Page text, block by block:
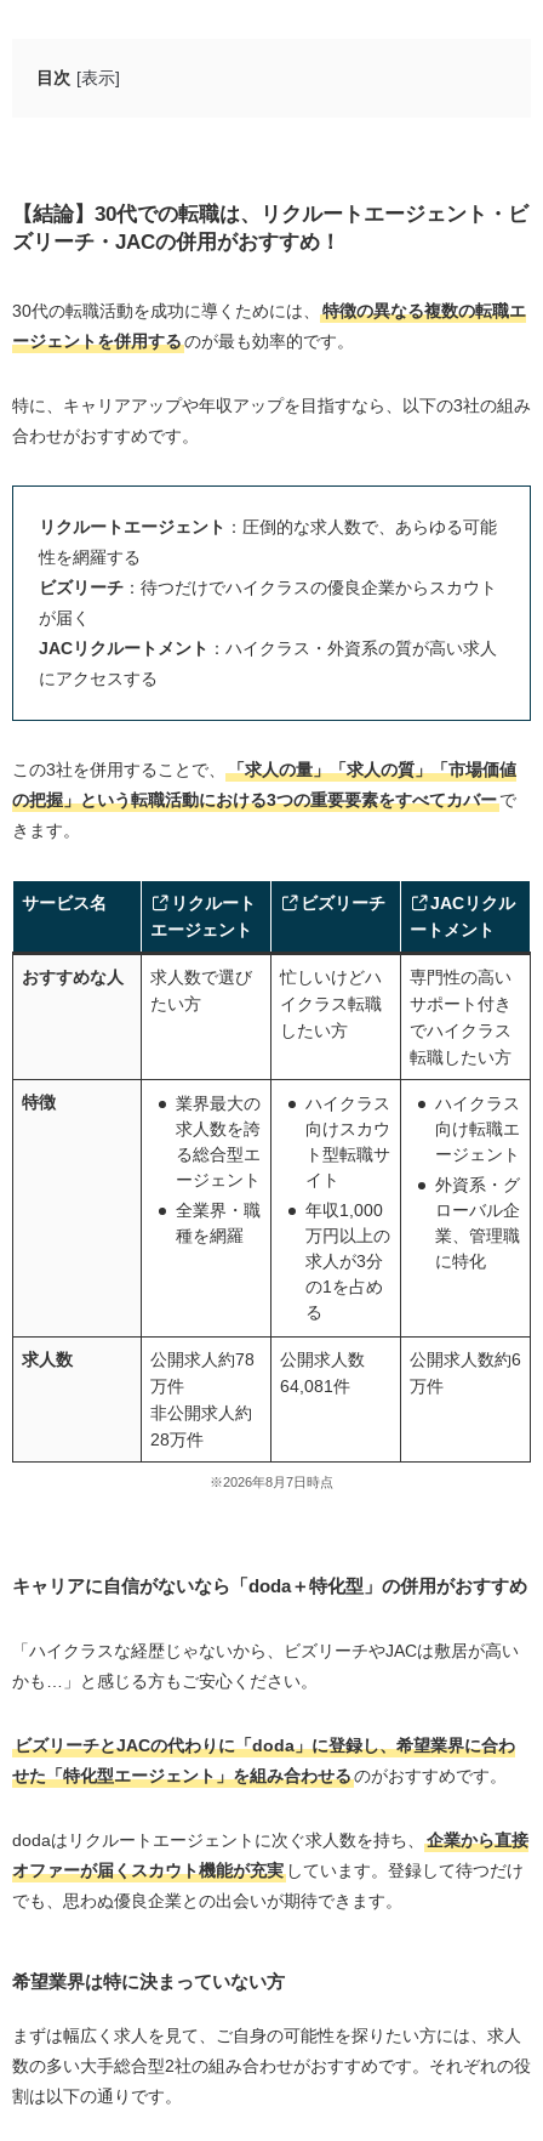
目次 [表示]
がおすすめ
まずは無料で診断！あなたにピッタリの転職エージ
【厳選】30代向け転職エージェントおすすめ人気ランキ
ングTOP5
1位.ビズリーチ：経歴を活かしてハイクラス転職を実
現する
考えたらまず登録
3位：JACリクルートメント：質の高いサポートで実
現する、30代のハイクラス転職
4位：doda（デューダ）：効率的に転職活動がしたい
ならおすすめ
5位：マイナビ転職エージェント：30代前半の若手層
に強み。
30代女性向け転職エージェントおすすめ人気ランキング5
1位.type女性の転職エージェント：年収もキャリアも
諦めない、30代女性の転職支援に特化
3位.リクルートエージェント：圧倒的な求人数で、女
性の多様なキャリアプランに対応
4位.マイナビ転職エージェント女性の転職：ライフス
テージに寄り添う丁寧なサポート
5位.パソナキャリア：女性のライフイベントとキャリ
【ITエンジニア】30代向け転職エージェントおすすめ人
気ランキング5社比較
1位.レバテックキャリア：IT専門特化で、年収アップ
を狙う30代エンジニアへ
2位.ビズリーチIT：ハイクラスITエンジニア向けスカ
3位：dodaエンジニアIT：豊富な求人から、自分に合
4位.リクルートエージェントIT：業界最大級の求人数
で、理想のキャリアを実現
5位.Geekly（ギークリー）：転職者の84%が年収ア
ップ。IT人材の価値を最大化する専門エージェント
3位.JACリクルートメント：専門分野で、グローバル
なキャリアを築く
4位.リクルートダイレクトスカウト：転職決定年収は
平均925万円。日本最大級のハイクラス求人数
5位.ミドルの転職：ミドル世代に特化した転職サイト
【フリーター・ニート・未経験】30代向け転職エージェ
ントおすすめ人気ランキング4社比較
1位.就職カレッジ：書類選考なしで面接へ。30代か
2位.ハタラクティブ：未経験から正社員へ、30代の
新たな一歩を応援
3位.DYM就職：スピーディーな選考で、30代の再ス
タートを応援
4位.ワークポート：未経験からIT業界へ、30代の挑戦
【結論】30代での転職は、リクルートエージェント・ビ
ズリーチ・JACの併用がおすすめ！
30代の転職活動を成功に導くためには、
特徴の異なる複数の転職エ
ージェントを併用するのが最も効率的です。
特に、キャリアアップや年収アップを目指すなら、以下の3社の組み
合わせがおすすめです。
リクルートエージェント ：圧倒的な求人数で、あらゆる可能
性を網羅する
ビズリーチ：待つだけでハイクラスの優良企業からスカウト
が届く
JACリクルートメント ：ハイクラス・外資系の質が高い求人
にアクセスする
この3社を併用することで、
「求人の量」「求人の質」「市場価値
の把握」という転職活動における3つの重要要素をすべてカバーで
きます。
サービス名
リクルート
エージェント
ビズリーチ
JACリクル
ートメント
おすすめな人
求人数で選び
たい方
忙しいけどハ
イクラス転職
したい方
専門性の高い
サポート付き
でハイクラス
転職したい方
特徴
業界最大の
求人数を誇
る総合型エ
ージェント
全業界・職
種を網羅
ハイクラス
向けスカウ
ト型転職サ
イト
年収1,000
万円以上の
求人が3分
の1を占め
る
ハイクラス
向け転職エ
ージェント
外資系・グ
ローバル企
業、管理職
に特化
求人数
公開求人約78
万件
非公開求人約
28万件
公開求人数
64,081件
公開求人数約6
万件
※2026年8月7日時点
キャリアに自信がないなら「doda＋特化型」の併用がおすすめ
「ハイクラスな経歴じゃないから、ビズリーチやJACは敷居が高い
かも…」と感じる方もご安心ください。
ビズリーチとJACの代わりに「doda」に登録し、希望業界に合わ
せた「特化型エージェント」を組み合わせるのがおすすめです。
dodaはリクルートエージェントに次ぐ求人数を持ち、
企業から直接
オファーが届くスカウト機能が充実しています。登録して待つだけ
でも、思わぬ優良企業との出会いが期待できます。
希望業界は特に決まっていない方
まずは幅広く求人を見て、ご自身の可能性を探りたい方には、求人
数の多い大手総合型2社の組み合わせがおすすめです。それぞれの役
割は以下の通りです。